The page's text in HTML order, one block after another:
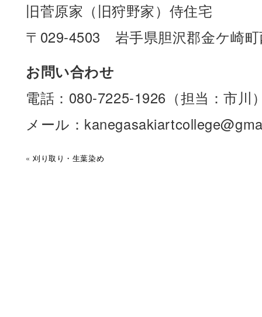
旧菅原家（旧狩野家）侍住宅
〒029-4503 岩手県胆沢郡金ケ崎
お問い合わせ
電話：080-7225-1926（担当：市川
メール：
«刈り取り・生葉染め